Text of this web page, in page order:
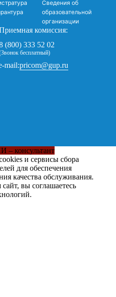
Сведения об
образовательной
организации
комиссия:
(800) 333 52 02
бесплатный)
mail:pricom@gup.ru
– консультант
и сервисы сбора
для обеспечения
качества обслуживания.
вы соглашаетесь